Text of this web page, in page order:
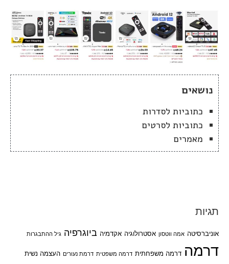
נושאים
כתוביות לסדרות
כתוביות לסרטים
מאמרים
תגיות
אוניברסיטה אמה ווטסון אסטרולוגיה אקדמיה ביוגרפיה גיל ההתבגרות
דרמה דרמה משפחתית דרמה משפטית דרמת נעורים העצמה נשית